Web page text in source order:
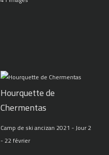
Hourquette de
Chermentas
Camp de ski ancizan 2021 - Jour 2
- 22 février